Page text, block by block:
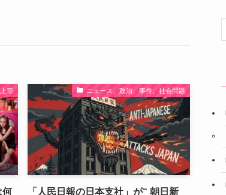
等
何
ニュース、政治、事件、社会問題
「人民日報の日本支社」が“ 朝日新